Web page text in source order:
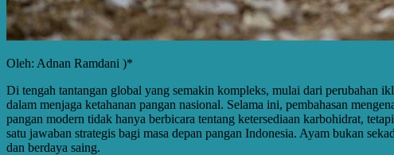
Oleh: Adnan Ramdani )*
Di tengah tantangan global yang semakin kompleks, mulai dari perubahan
dalam menjaga ketahanan pangan nasional. Selama ini, pembahasan
pangan modern tidak hanya berbicara tentang ketersediaan karbohidrat,
satu jawaban strategis bagi masa depan pangan Indonesia. Ayam bukan
dan berdaya saing.